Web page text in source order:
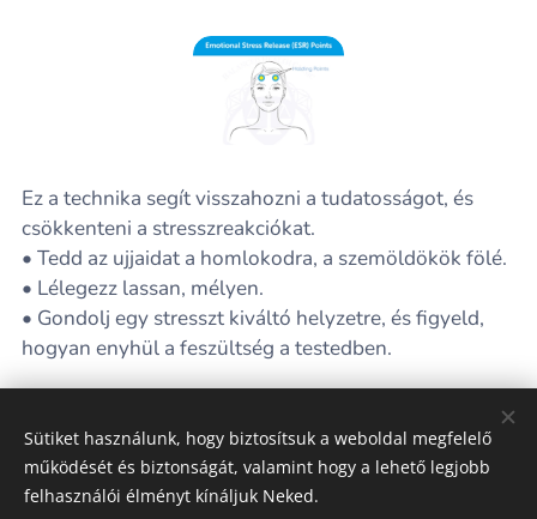
Ez a technika segít visszahozni a tudatosságot, és
csökkenteni a stresszreakciókat.
• Tedd az ujjaidat a homlokodra, a szemöldökök fölé.
• Lélegezz lassan, mélyen.
• Gondolj egy stresszt kiváltó helyzetre, és figyeld,
hogyan enyhül a feszültség a testedben.
Share
Sütiket használunk, hogy biztosítsuk a weboldal megfelelő
működését és biztonságát, valamint hogy a lehető legjobb
felhasználói élményt kínáljuk Neked.